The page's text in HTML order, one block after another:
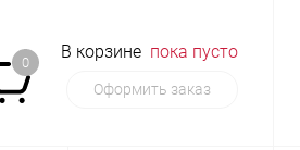
0
В корзине пока пусто
Оформить заказ